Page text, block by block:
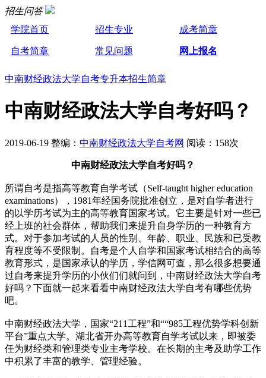
招生问答
学院首页
招生专业 成考简章
自考简章 常见问题 网上报名
中南财经政法大学自考专升本招生简章
中南财经政法大学自考好吗？
2019-06-19 整编： 中南财经政法大学自考网 阅读：158次
中南财经政法大学自考好吗？
所谓自考是指高等教育自学考试（Self-taught higher education
examinations），1981年经国务院批准创立，是对自学者进行
的以学历考试为主的高等教育国家考试。它主要是针对一些已
经上班的社会群体，帮助我们来提升自身学历的一种教育方
式。对于参加考试的人员的性别、年龄、职业、民族和已受教
育程度等不受限制。自考是个人自学和国家考试相结合的高等
教育形式，是国家承认的学历，学信网可查，那么很多想要通
过自考来提升学历的小伙们们就问到，中南财经政法大学自考
好吗？下面就一起来看看中南财经政法大学自考有哪些优势
吧。
中南财经政法大学，国家“211工程”和““985工程优势学科创新
平台”重点大学。湖北省开办高等教育自学考试以来，即被委
任为财经类和管理类专业主考学校。在长期的主考及助学工作
中积累了丰富的教学、管理经验。